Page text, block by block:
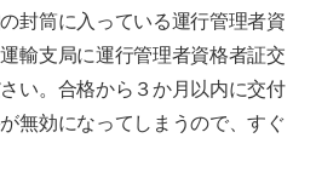
封筒に入っている運行管理者資
輸支局に運行管理者資格者証交
い。合格から３か月以内に交付
無効になってしまうので、すぐ